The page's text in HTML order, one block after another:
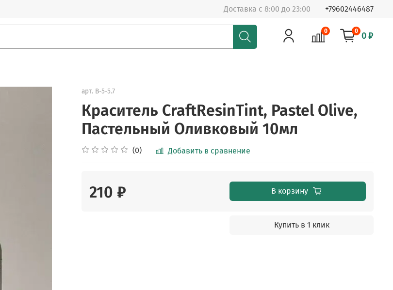
Доставка с 8:00 до 23:00 +79602446487
0 0 0 ₽
арт. B-5-5.7
Краситель CraftResinTint, Pastel Olive,
Пастельный Оливковый 10мл
(0) Добавить в сравнение
210 ₽ В корзину
Купить в 1 клик